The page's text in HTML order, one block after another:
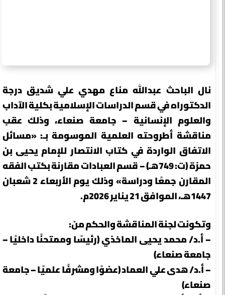
نال الباحث عبدالله مناع مهدي علي شديق درجة
الدكتوراه في قسم الدراسات الإسلامية بكلية الآداب
والعلوم الإنسانية – جامعة صنعاء، وذلك عقب
مناقشة أطروحته العلمية الموسومة بـ: «مسائل
الاتفاق الواردة في كتاب الانتصار للإمام يحيى بن
حمزة (ت: 749هـ) – قسم العبادات مقارنة بكتب الفقه
المقارن جمعًا ودراسة» وذلك يوم الأربعاء 2 شعبان
1447هـ، الموافق 21 يناير 2026م.
وتكونت لجنة المناقشة والحكم من:
– أ.د/ محمد يحيى الماخذي (رئيسًا وممتحنًا داخليًا –
جامعة صنعاء)
– أ.د/ هدى علي العماد (عضوًا ومشرفًا علميًا – جامعة
صنعاء)